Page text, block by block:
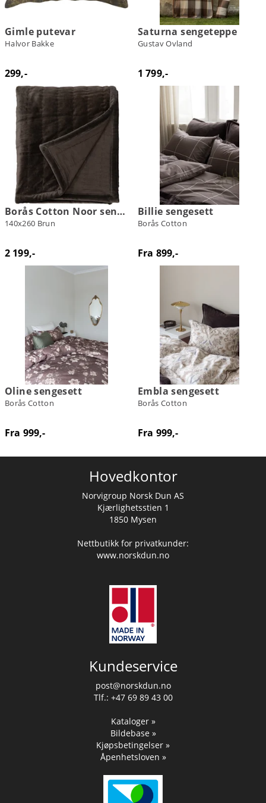
Gimle putevar
Halvor Bakke
299,-
Saturna sengeteppe
Gustav Ovland
1 799,-
Borås Cotton Noor sengeteppe
140x260 Brun
2 199,-
Billie sengesett
Borås Cotton
Fra 899,-
Oline sengesett
Borås Cotton
Fra 999,-
Embla sengesett
Borås Cotton
Fra 999,-
Hovedkontor
Norvigroup Norsk Dun AS
Kjærlighetsstien 1
1850 Mysen
Nettbutikk for privatkunder:
www.norskdun.no
Kundeservice
post@norskdun.no
Tlf.: +47 69 89 43 00
Kataloger »
Bildebase »
Kjøpsbetingelser »
Åpenhetsloven »